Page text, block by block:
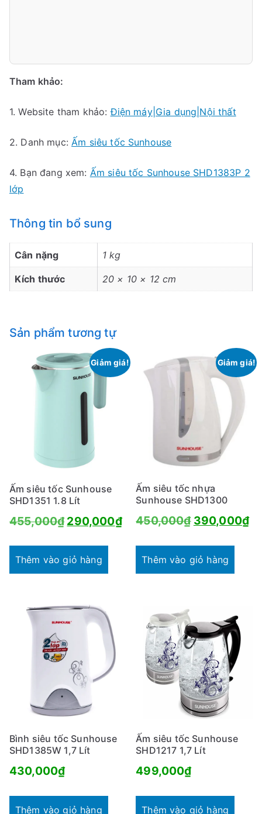
Tham khảo:
1. Website tham khảo:Điện máy|Gia dụng|Nội thất
2. Danh mục:Ấm siêu tốc Sunhouse
4. Bạn đang xem: Ấm siêu tốc Sunhouse SHD1383P 2
lớp
Thông tin bổ sung
Cân nặng 1 kg
Kích thước 20 × 10 × 12 cm
Sản phẩm tương tự
Giảm giá!
Ấm siêu tốc Sunhouse
SHD1351 1.8 Lít
455,000₫Giá
là:
290,000₫Giá
Thêm vào giỏ hàng
Giảm giá!
Ấm siêu tốc nhựa
Sunhouse SHD1300
450,000₫ Giá
là:
390,000₫
Thêm vào giỏ hàng
Bình siêu tốc Sunhouse
SHD1385W 1,7 Lít
430,000₫
Thêm vào giỏ hàng
Ấm siêu tốc Sunhouse
SHD1217 1,7 Lít
499,000₫
Thêm vào giỏ hàng